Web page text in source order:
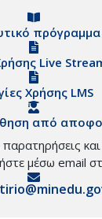
πρόγραμμα
Live
Χρήσης LMS
από
μέσω email